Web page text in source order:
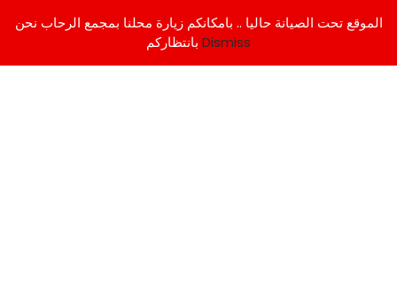
الموقع تحت الصيانة حاليا .. بامكانكم زيارة محلنا بمجمع الرحاب نحن
Dismiss